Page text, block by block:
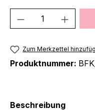
Produkt
Zum Merkzettel
Produktnummer:
Beschreibung